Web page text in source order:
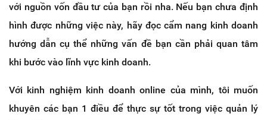
với nguồn vốn đầu tư của bạn rồi nha. Nếu bạn chưa định
hình được những việc này, hãy đọc cẩm nang kinh doanh
hướng dẫn cụ thể những vấn đề bạn cần phải quan tâm
khi bước vào lĩnh vực kinh doanh.
Với kinh nghiệm kinh doanh online của mình, tôi muốn
khuyên các bạn 1 điều để thực sự tốt trong việc quản lý